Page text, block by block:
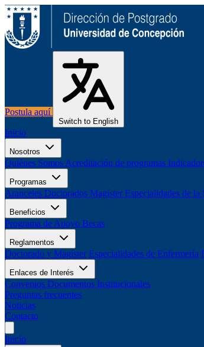
Postula aquí
Switch to English
Inicio
Nosotros
Quiénes Somos Acreditación de programas
Programas
Aranceles Doctorados Magíster Especialidades de la
Beneficios
Programa de Apoyo Becas
Reglamentos
Doctorado y Magíster Especialidades de Enfermería
Enlaces de Interés
Convenios Documentos Institucionales
Preguntas frecuentes
Noticias
Contacto
Inicio